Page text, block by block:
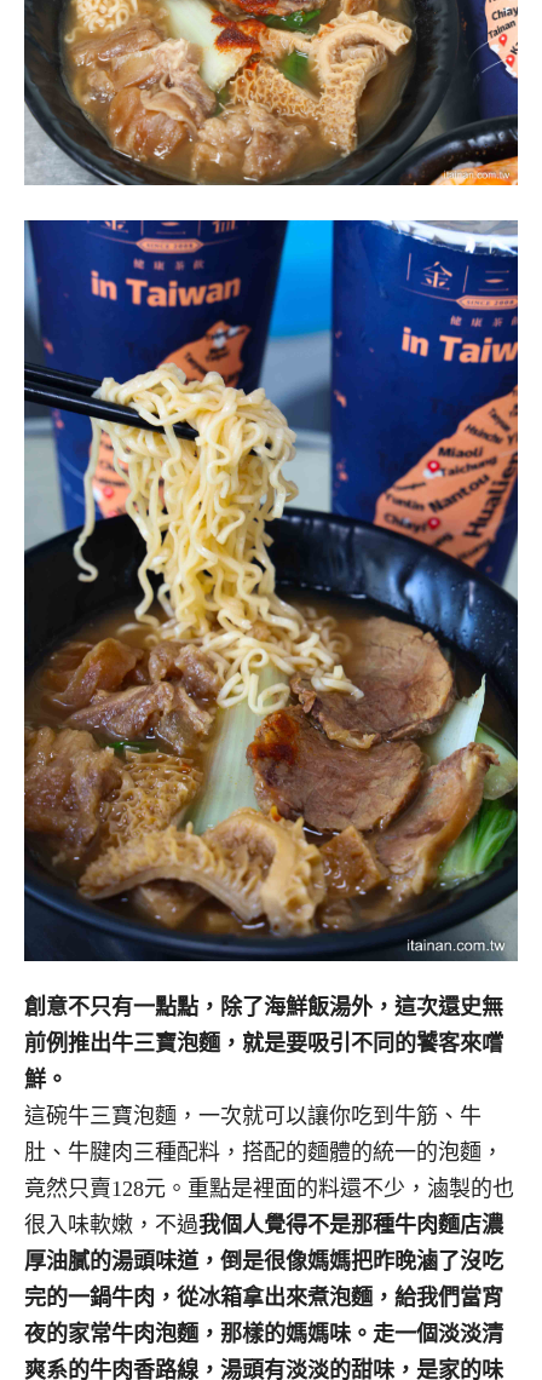
創意不只有一點點，除了海鮮飯湯外，這次還史無
前例推出牛三寶泡麵，就是要吸引不同的饕客來嚐
鮮。
這碗牛三寶泡麵，一次就可以讓你吃到牛筋、牛
肚、牛腱肉三種配料，搭配的麵體的統一的泡麵，
竟然只賣128元。重點是裡面的料還不少，滷製的也
很入味軟嫩，不過我個人覺得不是那種牛肉麵店濃
厚油膩的湯頭味道，倒是很像媽媽把昨晚滷了沒吃
完的一鍋牛肉，從冰箱拿出來煮泡麵，給我們當宵
夜的家常牛肉泡麵，那樣的媽媽味。走一個淡淡清
爽系的牛肉香路線，湯頭有淡淡的甜味，是家的味